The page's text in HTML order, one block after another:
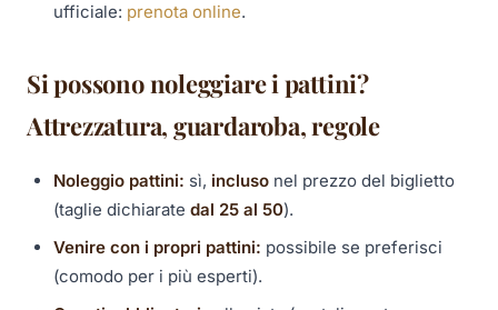
ufficiale: prenota online.
Si possono noleggiare i pattini?
Attrezzatura, guardaroba, regole
Noleggio pattini: sì, incluso nel prezzo del biglietto
(taglie dichiarate dal 25 al 50).
Venire con i propri pattini: possibile se preferisci
(comodo per i più esperti).